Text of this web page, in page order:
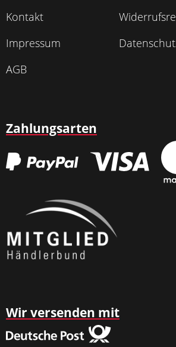
Kontakt
Impressum
AGB
Zahlungsarten
Wir versenden mit